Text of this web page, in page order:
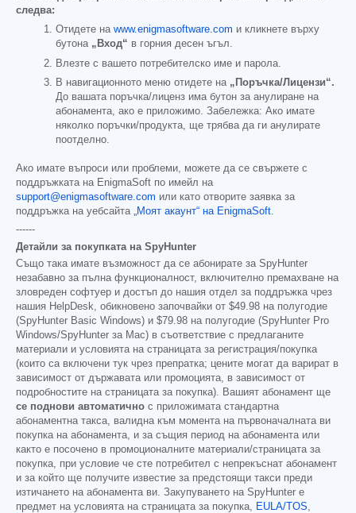
следва:
Отидете на www.enigmasoftware.com и кликнете върху
бутона „Вход“ в горния десен ъгъл.
Влезте с вашето потребителско име и парола.
В навигационното меню отидете на „Поръчка/Лицензи“.
До вашата поръчка/лиценз има бутон за анулиране на
абонамента, ако е приложимо. Забележка: Ако имате
няколко поръчки/продукта, ще трябва да ги анулирате
поотделно.
Ако имате въпроси или проблеми, можете да се свържете с
поддръжката на EnigmaSoft по имейл на
support@enigmasoftware.com или като отворите заявка за
поддръжка на уебсайта
„Моят акаунт“ на EnigmaSoft
------
Детайли за покупката на SpyHunter
Също така имате възможност да се абонирате за SpyHunter
незабавно за пълна функционалност, включително премахване на
зловреден софтуер и достъп до нашия отдел за поддръжка чрез
нашия HelpDesk, обикновено започвайки от $49.98 на полугодие
(SpyHunter Basic Windows) и $79.98 на полугодие (SpyHunter Pro
Windows/SpyHunter за Mac) в съответствие с предлаганите
материали и условията на страницата за регистрация/покупка
(които са включени тук чрез препратка; цените могат да варират в
зависимост от държавата или промоцията, в зависимост от
подробностите на страницата за покупка). Вашият абонамент ще
се поднови автоматично с приложимата стандартна
абонаментна такса, валидна към момента на първоначалната ви
покупка на абонамента, и за същия период на абонамента или
както е посочено в промоционалните материали/страницата за
покупка, при условие че сте потребител с непрекъснат абонамент
и за който ще получите известие за предстоящи такси преди
изтичането на абонамента ви. Закупуването на SpyHunter е
предмет на условията на страницата за покупка,
EULA/TOS